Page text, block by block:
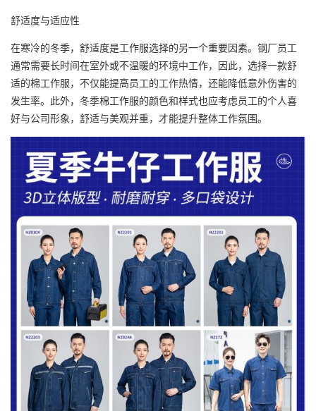
舒适度与适应性
在寒冷的冬季，舒适度是工作服选择的另一个重要因素。钢厂员工
通常需要长时间在室外或不温暖的环境中工作，因此，选择一款舒
适的棉工作服，不仅能提高员工的工作热情，还能降低意外伤害的
发生率。此外，冬季棉工作服的颜色和样式也应考虑员工的个人喜
好与公司形象，舒适与美观并重，才能提升整体工作氛围。